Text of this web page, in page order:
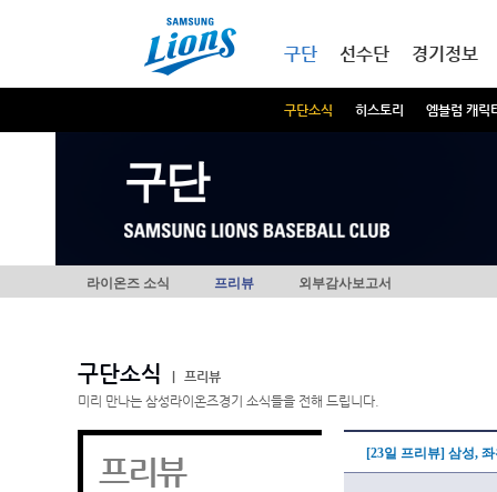
구단
구단소식 히스토리 엠블럼 캐릭
선수단 경기정보
구단
라이온즈 소식 프리뷰 외부감사보고서
구단소식
프리뷰
미리 만나는 삼성라이온즈경기 소식들을 전해 드립니다.
프리뷰 [23일 프리뷰] 삼성,